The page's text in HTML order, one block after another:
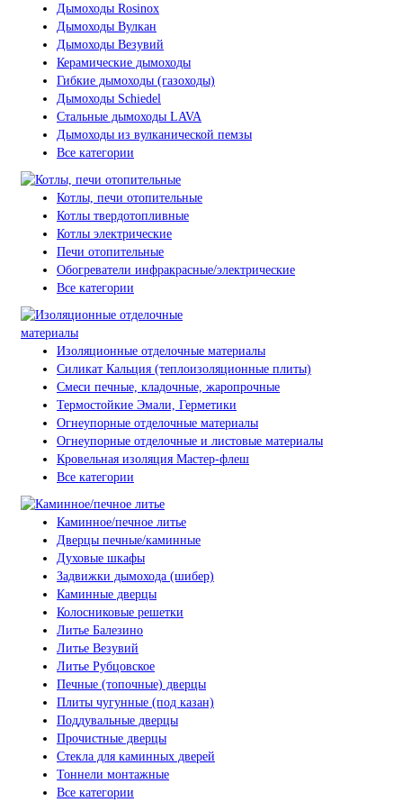
Дымоходы Rosinox
Дымоходы Вулкан
Дымоходы Везувий
Керамические дымоходы
Гибкие дымоходы (газоходы)
Дымоходы Schiedel
Стальные дымоходы LAVA
Дымоходы из вулканической пемзы
Все категории
Котлы, печи отопительные
Котлы твердотопливные
Котлы электрические
Печи отопительные
Обогреватели инфракрасные/электрические
Все категории
Изоляционные отделочные материалы
Силикат Кальция (теплоизоляционные плиты)
Смеси печные, кладочные, жаропрочные
Термостойкие Эмали, Герметики
Огнеупорные отделочные материалы
Огнеупорные отделочные и листовые материалы
Кровельная изоляция Мастер-флеш
Все категории
Каминное/печное литье
Дверцы печные/каминные
Духовые шкафы
Задвижки дымохода (шибер)
Каминные дверцы
Колосниковые решетки
Литье Балезино
Литье Везувий
Литье Рубцовское
Печные (топочные) дверцы
Плиты чугунные (под казан)
Поддувальные дверцы
Прочистные дверцы
Стекла для каминных дверей
Тоннели монтажные
Все категории